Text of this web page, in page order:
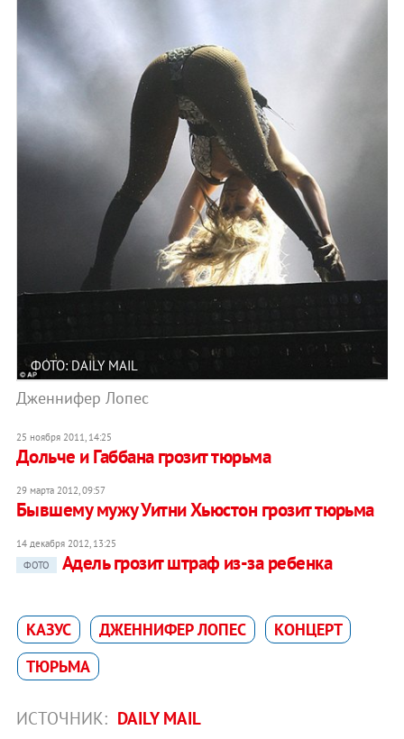
ФОТО: DAILY MAIL
Дженнифер Лопес
25 ноября 2011, 14:25
Дольче и Габбана грозит тюрьма
29 марта 2012, 09:57
Бывшему мужу Уитни Хьюстон грозит тюрьма
14 декабря 2012, 13:25
ФОТО
Адель грозит штраф из-за ребенка
КАЗУС ДЖЕННИФЕР ЛОПЕС
КОНЦЕРТ
ТЮРЬМА
ИСТОЧНИК: DAILY MAIL